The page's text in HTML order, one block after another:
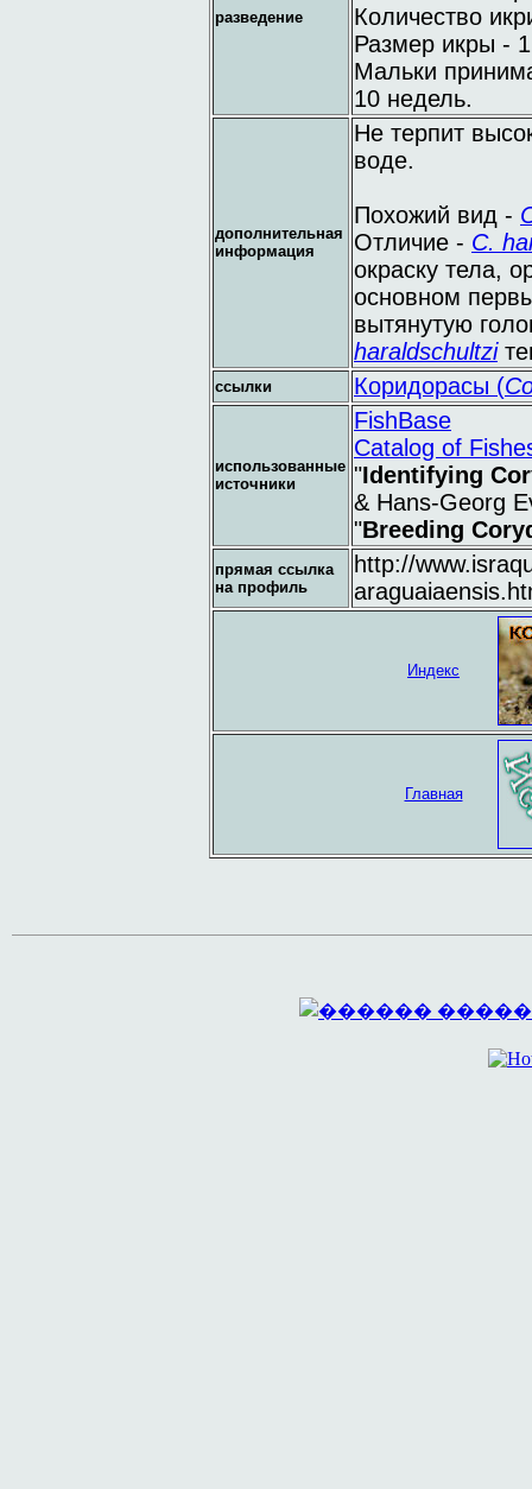
разведение
Количество
Размер икры -
Мальки
10 недель.
дополнительная
информация
Не терпит
воде.
Похожий вид -
Отличие - C.
окраску тела,
основном
вытянутую
haraldschultzi
ссылки Коридорасы (
использованные
источники
FishBase
Catalog of
"Identifying
& Hans-Georg
"Breeding
прямая ссылка
на профиль
http://
Индекс
Главная